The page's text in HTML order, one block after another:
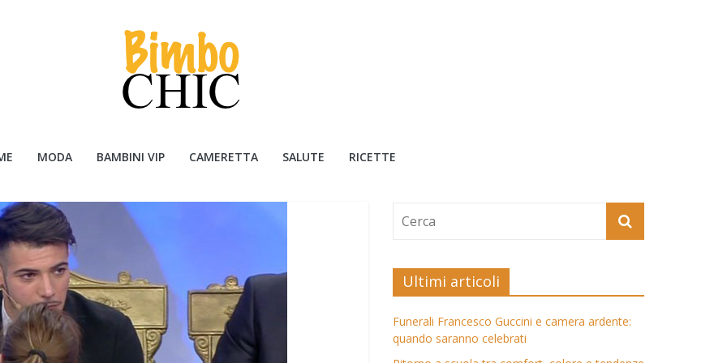
MODA BAMBINI VIP CAMERETTA SALUTE RICETTE
Ultimi articoli
Funerali Francesco Guccini e camera ardente:
quando saranno celebrati